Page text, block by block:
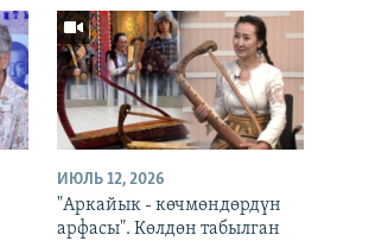
ИЮЛЬ 12, 2026
"Аркайык - көчмөндөрдүн
арфасы". Көлдөн табылган